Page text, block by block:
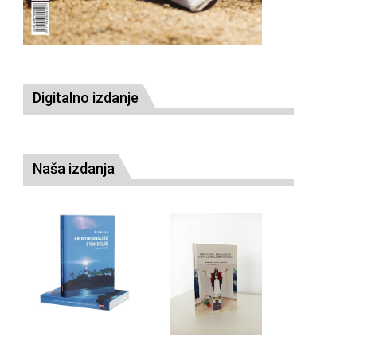
Digitalno izdanje
Naša izdanja